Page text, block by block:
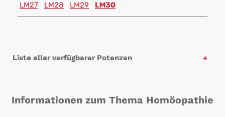
LM27
LM28 LM29 LM30
Liste aller verfügbarer Potenzen
Informationen zum Thema Homöopathie